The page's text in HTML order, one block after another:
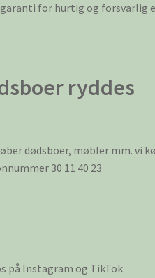
garanti for hurtig og forsvarlig
ryddes
dødsboer, møbler mm. vi
30 11 40 23
på Instagram og TikTok